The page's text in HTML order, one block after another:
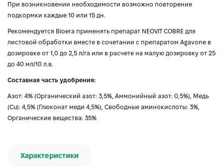
При возникновении необходимости возможно повторение
подкормки каждые 10 или 15 дн.
Рекомендуется Bioera применять препарат NEOVIT COBRE для
листовой обработки вместе в сочетании с препаратом Agavone в
дозировке от 1,0 до 2,5 л/га или в расчете на малую дозировку от 25
до 40 мл/10 л.в.
Составная часть удобрения:
Азот: 4% (Органический азот: 3,5%, Аммонийный азот: 0,5%), Медь
(Cu): 4,5% (Глюконат меди 4,5%), Свободные аминокислоты: 3%,
Органические вещества: 35%
Характеристики